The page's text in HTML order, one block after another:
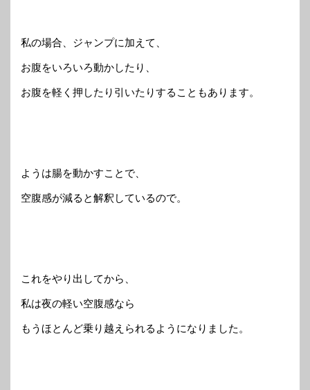
私の場合、ジャンプに加えて、
お腹をいろいろ動かしたり、
お腹を軽く押したり引いたりすることもあります。
ようは腸を動かすことで、
空腹感が減ると解釈しているので。
これをやり出してから、
私は夜の軽い空腹感なら
もうほとんど乗り越えられるようになりました。